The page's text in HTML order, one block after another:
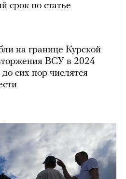
срок по статье
на границе Курской
ВСУ в 2024
сих пор числятся